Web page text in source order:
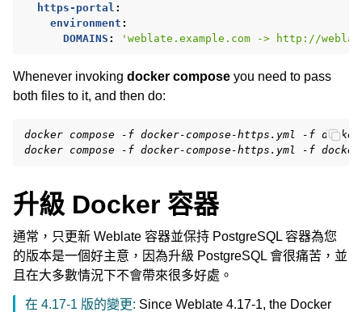
https-portal :
environment :
DOMAINS : 'weblate.example.com -> http://
Whenever invoking docker compose you need to pass
both files to it, and then do:
docker compose -f docker-compose-https.yml -f
docker compose -f docker-compose-https.yml -f
升級 Docker 容器
通常，只更新 Weblate 容器並保持 PostgreSQL 容器為您
的版本是一個好主意，因為升級 PostgreSQL 會很痛苦，並
且在大多數情況下不會帶來很多好處。
在 4.17-1 版的變更: Since Weblate 4.17-1, the Docker